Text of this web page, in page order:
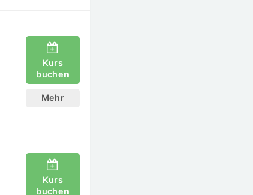
Kurs
buchen
Mehr
Kurs
buchen